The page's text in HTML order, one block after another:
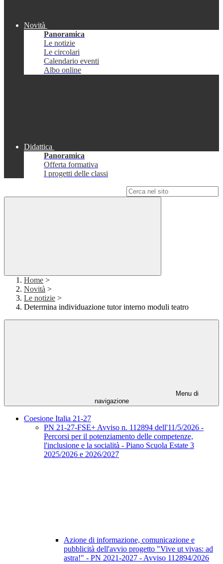
Novità
Panoramica
Le notizie
Le circolari
Calendario eventi
Albo online
Didattica
Panoramica
Offerta formativa
I progetti delle classi
Home >
Novità >
Le notizie >
Determina individuazione tutor interno moduli teatro
Menu di
navigazione
Coesione Italia 21-27
PN 21-27-FSE+ Avviso n. 112894 dell'11/5/2026 -
Percorsi per il potenziamento delle competenze,
l'inclusione e la socialità - Piano Scuola Estate 3
2025/2026 e 2026/2027
Azione di informazione, comunicazione e
pubblicità dell'avvio progetto "Vive ut vivas: ad
astra!" - PN 2021-2027 - Avviso 112894/2026